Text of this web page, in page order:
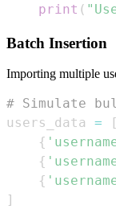
print (
Batch Insertion
Importing multiple
# Simulate
users_data =
[
{
{
{
]